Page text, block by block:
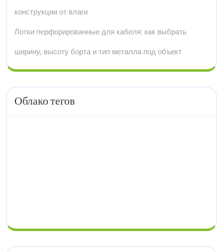
конструкции от влаги
Лотки перфорированные для кабеля: как выбрать
ширину, высоту борта и тип металла под объект
Облако тегов